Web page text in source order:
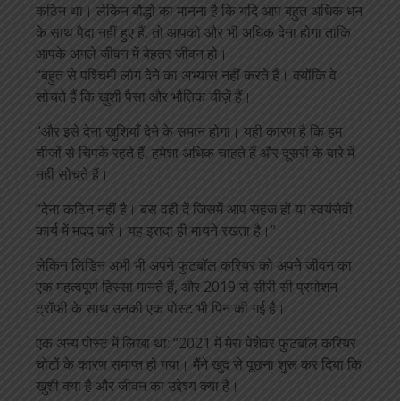
कठिन था। लेकिन बौद्धों का मानना है कि यदि आप बहुत अधिक धन
के साथ पैदा नहीं हुए हैं, तो आपको और भी अधिक देना होगा ताकि
आपके अगले जीवन में बेहतर जीवन हो।
“बहुत से पश्चिमी लोग देने का अभ्यास नहीं करते हैं। क्योंकि वे
सोचते हैं कि ख़ुशी पैसा और भौतिक चीज़ें हैं।
“और इसे देना ख़ुशियाँ देने के समान होगा। यही कारण है कि हम
चीजों से चिपके रहते हैं, हमेशा अधिक चाहते हैं और दूसरों के बारे में
नहीं सोचते हैं।
“देना कठिन नहीं है। बस वही दें जिसमें आप सहज हों या स्वयंसेवी
कार्य में मदद करें। यह इरादा ही मायने रखता है।”
लेकिन लिडिन अभी भी अपने फुटबॉल करियर को अपने जीवन का
एक महत्वपूर्ण हिस्सा मानते हैं, और 2019 से सीरी सी प्रमोशन
ट्रॉफी के साथ उनकी एक पोस्ट भी पिन की गई है।
एक अन्य पोस्ट में लिखा था: “2021 में मेरा पेशेवर फुटबॉल करियर
चोटों के कारण समाप्त हो गया। मैंने खुद से पूछना शुरू कर दिया कि
खुशी क्या है और जीवन का उद्देश्य क्या है।